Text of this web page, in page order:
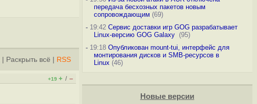
Раскрыть всё RSS
+19 + / –
передача бесхозных пакетов новым
сопровождающим (69)
-19:42 Сервис доставки игр GOG разрабатывает
Linux-версию GOG Galaxy (95)
-19:18 Опубликован mount-tui, интерфейс для
монтирования дисков и SMB-ресурсов в
Linux (46)
Новые версии